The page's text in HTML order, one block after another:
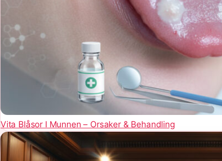
Vita Blåsor I Munnen – Orsaker & Behandling